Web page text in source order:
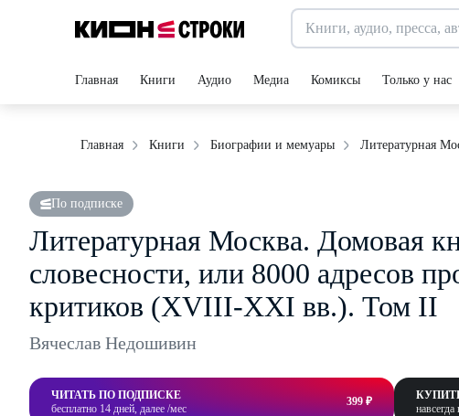
Главная Книги Аудио Медиа Комиксы Только у нас
Главная Книги Биографии и мемуары Литературная
По подписке
Литературная Москва. Домовая
словесности, или 8000 адресов
критиков (XVIII-XXI вв.). Том II
Вячеслав Недошивин
ЧИТАТЬ ПО ПОДПИСКЕ
бесплатно 14 дней, далее /мес
399 ₽